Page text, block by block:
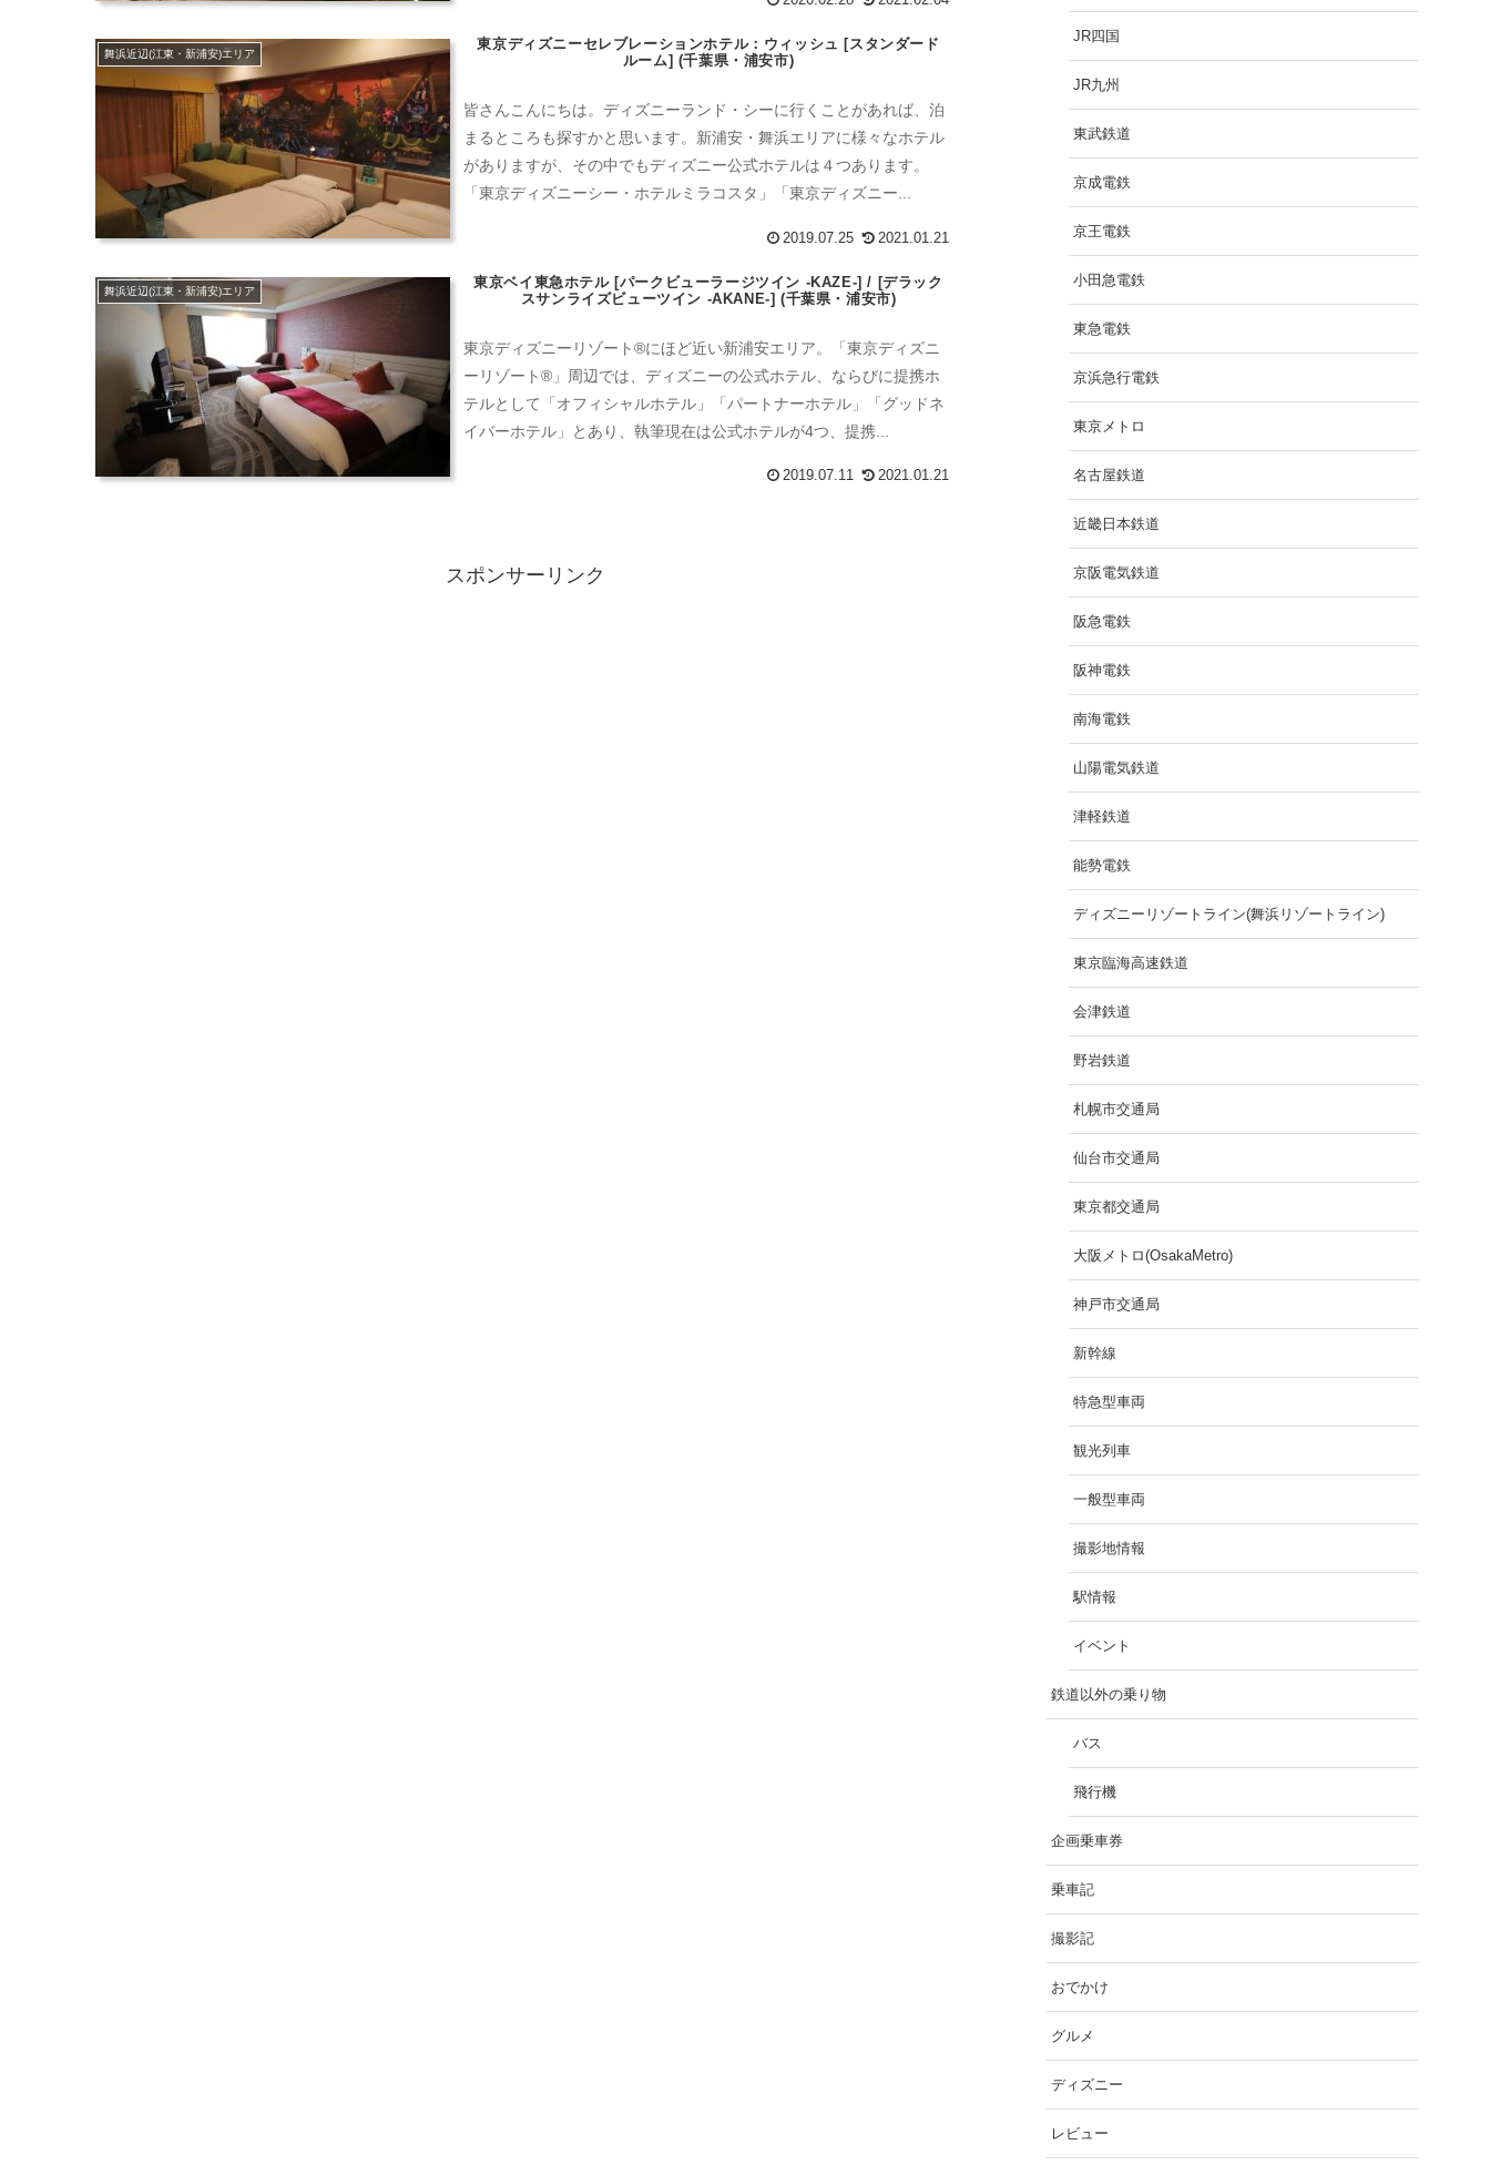
舞浜近辺(江東・新浦安)エリア
東京ディズニーセレブレーションホテル：ウィッシュ [スタンダード
ルーム] (千葉県・浦安市)
皆さんこんにちは。ディズニーランド・シーに行くことがあれば、泊
まるところも探すかと思います。新浦安・舞浜エリアに様々なホテル
がありますが、その中でもディズニー公式ホテルは４つあります。
「東京ディズニーシー・ホテルミラコスタ」「東京ディズニー...
2019.07.25 2021.01.21
舞浜近辺(江東・新浦安)エリア
東京ベイ東急ホテル [パークビューラージツイン -KAZE-] / [デラック
スサンライズビューツイン -AKANE-] (千葉県・浦安市)
東京ディズニーリゾート®にほど近い新浦安エリア。「東京ディズニ
ーリゾート®」周辺では、ディズニーの公式ホテル、ならびに提携ホ
テルとして「オフィシャルホテル」「パートナーホテル」「グッドネ
イバーホテル」とあり、執筆現在は公式ホテルが4つ、提携...
2019.07.11 2021.01.21
スポンサーリンク
JR四国
JR九州
東武鉄道
京成電鉄
京王電鉄
小田急電鉄
東急電鉄
京浜急行電鉄
東京メトロ
名古屋鉄道
近畿日本鉄道
京阪電気鉄道
阪急電鉄
阪神電鉄
南海電鉄
山陽電気鉄道
津軽鉄道
能勢電鉄
ディズニーリゾートライン(舞浜リゾートライン)
東京臨海高速鉄道
会津鉄道
野岩鉄道
札幌市交通局
仙台市交通局
東京都交通局
大阪メトロ(OsakaMetro)
神戸市交通局
新幹線
特急型車両
観光列車
一般型車両
撮影地情報
駅情報
イベント
鉄道以外の乗り物
バス
飛行機
企画乗車券
乗車記
撮影記
おでかけ
グルメ
ディズニー
レビュー